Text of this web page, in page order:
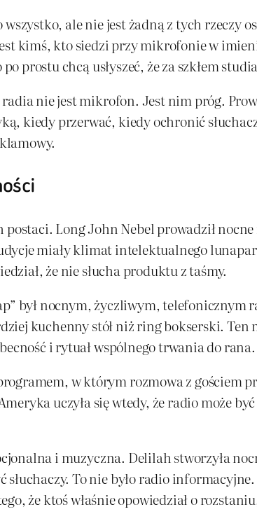
ale nie jest żadną z tych rzeczy
kimś, kto siedzi przy mikrofonie w
prostu chcą usłyszeć, że za szkłem
nie jest mikrofon. Jest nim próg.
kiedy przerwać, kiedy ochronić
Long John Nebel prowadził
miały klimat intelektualnego
że nie słucha produktu z taśmy.
był nocnym, życzliwym,
kuchenny stół niż ring bokserski. Ten
i rytuał wspólnego trwania do rana.
w którym rozmowa z gościem
uczyła się wtedy, że radio może
i muzyczna. Delilah stworzyła
To nie było radio
że ktoś właśnie opowiedział o